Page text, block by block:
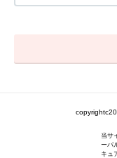
当サ
ーバ
キュ